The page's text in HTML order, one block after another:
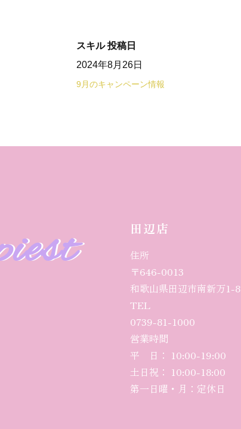
スキル 投稿日
2024年8月26日
9月のキャンペーン情報
田辺店
住所
〒646-0013
和歌山県田辺市南新万1-8
TEL
0739-81-1000
営業時間
平 日： 10:00-19:00
土日祝： 10:00-18:00
第一日曜・月：定休日